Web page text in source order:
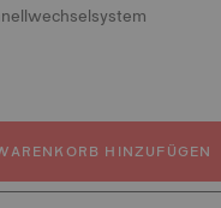
HINZUFÜGEN